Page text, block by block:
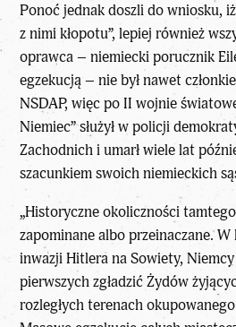
Ponoć jednak doszli do wniosku,
z nimi kłopotu”, lepiej również
oprawca – niemiecki porucznik
egzekucją – nie był nawet
NSDAP, więc po II wojnie
Niemiec” służył w policji
Zachodnich i umarł wiele lat
szacunkiem swoich niemieckich
„Historyczne okoliczności
zapominane albo przeinaczane.
inwazji Hitlera na Sowiety,
pierwszych zgładzić Żydów
rozległych terenach